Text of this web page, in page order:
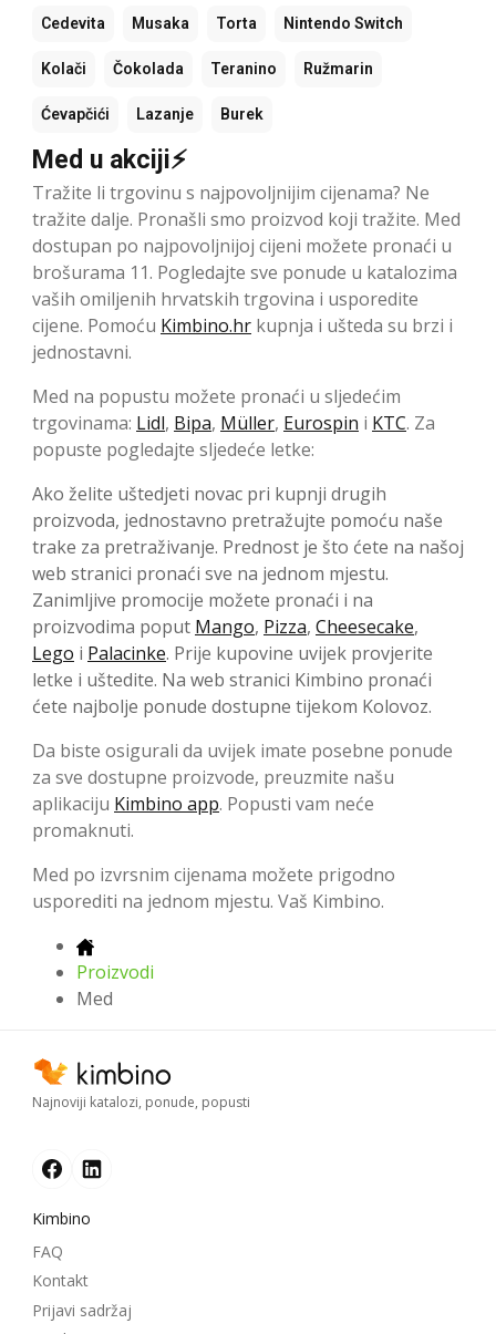
Cedevita Musaka Torta Nintendo Switch
Kolači Čokolada Teranino Ružmarin
Ćevapčići Lazanje Burek
Med u akciji⚡
Tražite li trgovinu s najpovoljnijim cijenama? Ne
tražite dalje. Pronašli smo proizvod koji tražite. Med
dostupan po najpovoljnijoj cijeni možete pronaći u
brošurama 11. Pogledajte sve ponude u katalozima
vaših omiljenih hrvatskih trgovina i usporedite
cijene. Pomoću Kimbino.hr kupnja i ušteda su brzi i
jednostavni.
Med na popustu možete pronaći u sljedećim
trgovinama: Lidl, Bipa, Müller, Eurospin i KTC. Za
popuste pogledajte sljedeće letke:
Ako želite uštedjeti novac pri kupnji drugih
proizvoda, jednostavno pretražujte pomoću naše
trake za pretraživanje. Prednost je što ćete na našoj
web stranici pronaći sve na jednom mjestu.
Zanimljive promocije možete pronaći i na
proizvodima poput Mango, Pizza, Cheesecake,
Lego i Palacinke. Prije kupovine uvijek provjerite
letke i uštedite. Na web stranici Kimbino pronaći
ćete najbolje ponude dostupne tijekom Kolovoz.
Da biste osigurali da uvijek imate posebne ponude
za sve dostupne proizvode, preuzmite našu
aplikaciju Kimbino app. Popusti vam neće
promaknuti.
Med po izvrsnim cijenama možete prigodno
usporediti na jednom mjestu. Vaš Kimbino.
Proizvodi
Med
Najnoviji katalozi, ponude, popusti
Kimbino
FAQ
Kontakt
Prijavi sadržaj